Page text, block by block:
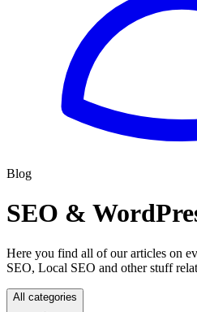
Blog
SEO &
Here you find all of our articles on
SEO, Local SEO and other stuff
All categories